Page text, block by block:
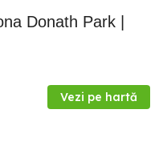
Vezi pe hartă